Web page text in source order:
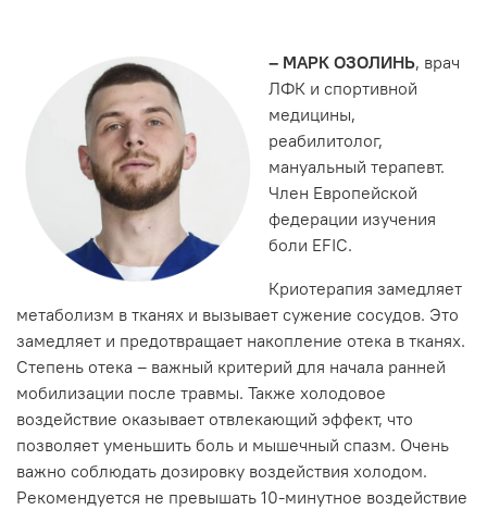
– МАРК ОЗОЛИНЬ, врач
ЛФК и спортивной
медицины,
реабилитолог,
мануальный терапевт.
Член Европейской
федерации изучения
боли EFIC.
Криотерапия замедляет
метаболизм в тканях и вызывает сужение сосудов. Это
замедляет и предотвращает накопление отека в тканях.
Степень отека – важный критерий для начала ранней
мобилизации после травмы. Также холодовое
воздействие оказывает отвлекающий эффект, что
позволяет уменьшить боль и мышечный спазм. Очень
важно соблюдать дозировку воздействия холодом.
Рекомендуется не превышать 10-минутное воздействие